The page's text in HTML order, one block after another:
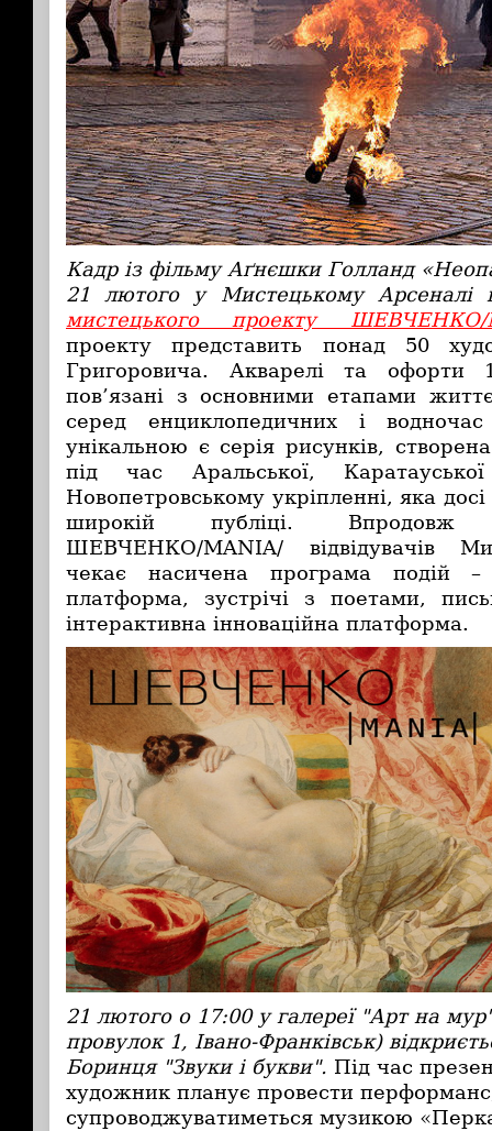
Кадр із фільму Аґнєшки Голланд
21 лютого у Мистецькому Арсеналі
мистецького проекту ШЕВЧЕНКО/
проекту представить понад 50
Григоровича. Акварелі та офорти
пов’язані з основними етапами
серед енциклопедичних і водночас
унікальною є серія рисунків,
під час Аральської,
Новопетровському укріпленні, яка
широкій публіці. Впродовж
ШЕВЧЕНКО/MANIA/ відвідувачів
чекає насичена програма подій –
платформа, зустрічі з поетами,
інтерактивна інноваційна платформа.
21 лютого о 17:00 у галереї "Арт на
провулок 1, Івано-Франківськ)
Боринця "Звуки і букви". Під час
художник планує провести
супроводжуватиметься музикою